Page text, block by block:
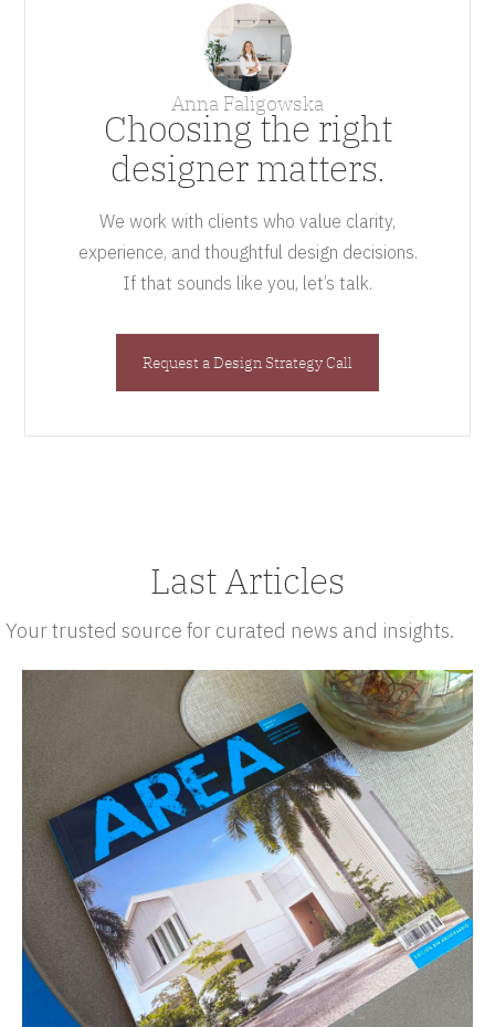
Anna Faligowska
Choosing the right
designer matters.
We work with clients who value clarity,
experience, and thoughtful design decisions.
If that sounds like you, let’s talk.
Request a Design Strategy Call
Last Articles
Your trusted source for curated news and insights.